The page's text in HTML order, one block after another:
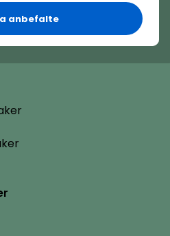
anbefalte